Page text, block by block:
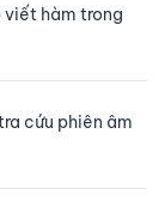
viết hàm trong
cứu phiên âm